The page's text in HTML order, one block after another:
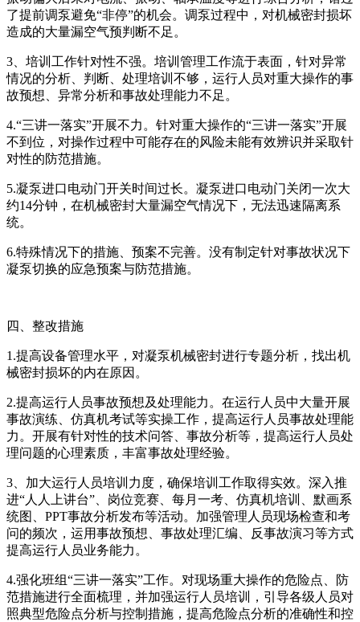
了提前调泵避免“非停”的机会。调泵过程中，对机械密封损坏
造成的大量漏空气预判断不足。
3、培训工作针对性不强。培训管理工作流于表面，针对异常
情况的分析、判断、处理培训不够，运行人员对重大操作的事
故预想、异常分析和事故处理能力不足。
4.“三讲一落实”开展不力。针对重大操作的“三讲一落实”开展
不到位，对操作过程中可能存在的风险未能有效辨识并采取针
对性的防范措施。
5.凝泵进口电动门开关时间过长。凝泵进口电动门关闭一次大
约14分钟，在机械密封大量漏空气情况下，无法迅速隔离系
统。
6.特殊情况下的措施、预案不完善。没有制定针对事故状况下
凝泵切换的应急预案与防范措施。
四、整改措施
1.提高设备管理水平，对凝泵机械密封进行专题分析，找出机
械密封损坏的内在原因。
2.提高运行人员事故预想及处理能力。在运行人员中大量开展
事故演练、仿真机考试等实操工作，提高运行人员事故处理能
力。开展有针对性的技术问答、事故分析等，提高运行人员处
理问题的心理素质，丰富事故处理经验。
3、加大运行人员培训力度，确保培训工作取得实效。深入推
进“人人上讲台”、岗位竞赛、每月一考、仿真机培训、默画系
统图、PPT事故分析发布等活动。加强管理人员现场检查和考
问的频次，运用事故预想、事故处理汇编、反事故演习等方式
提高运行人员业务能力。
4.强化班组“三讲一落实”工作。对现场重大操作的危险点、防
范措施进行全面梳理，并加强运行人员培训，引导各级人员对
照典型危险点分析与控制措施，提高危险点分析的准确性和控